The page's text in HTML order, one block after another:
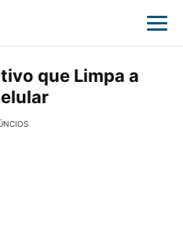
que Limpa a